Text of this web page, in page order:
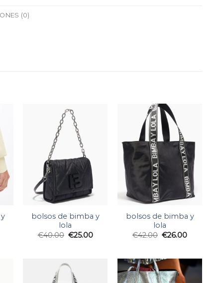
(0)
bolsos de bimba y
lola
€40.00 €25.00
bolsos de bimba y
lola
€42.00 €26.00